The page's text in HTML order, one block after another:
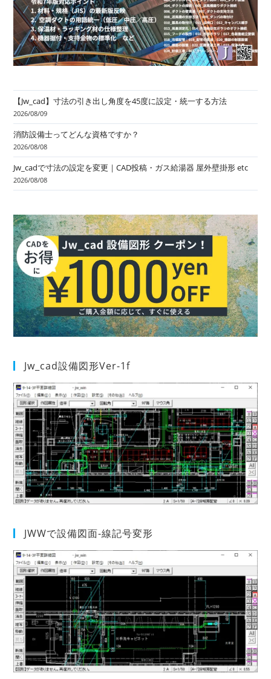
【Jw_cad】寸法の引き出し角度を45度に設定・統一する方法
2026/08/09
消防設備士ってどんな資格ですか？
2026/08/08
Jw_cadで寸法の設定を変更｜CAD投稿・ガス給湯器 屋外壁掛形 etc
2026/08/08
Jw_cad設備図形Ver-1f
JWWで設備図面-線記号変形